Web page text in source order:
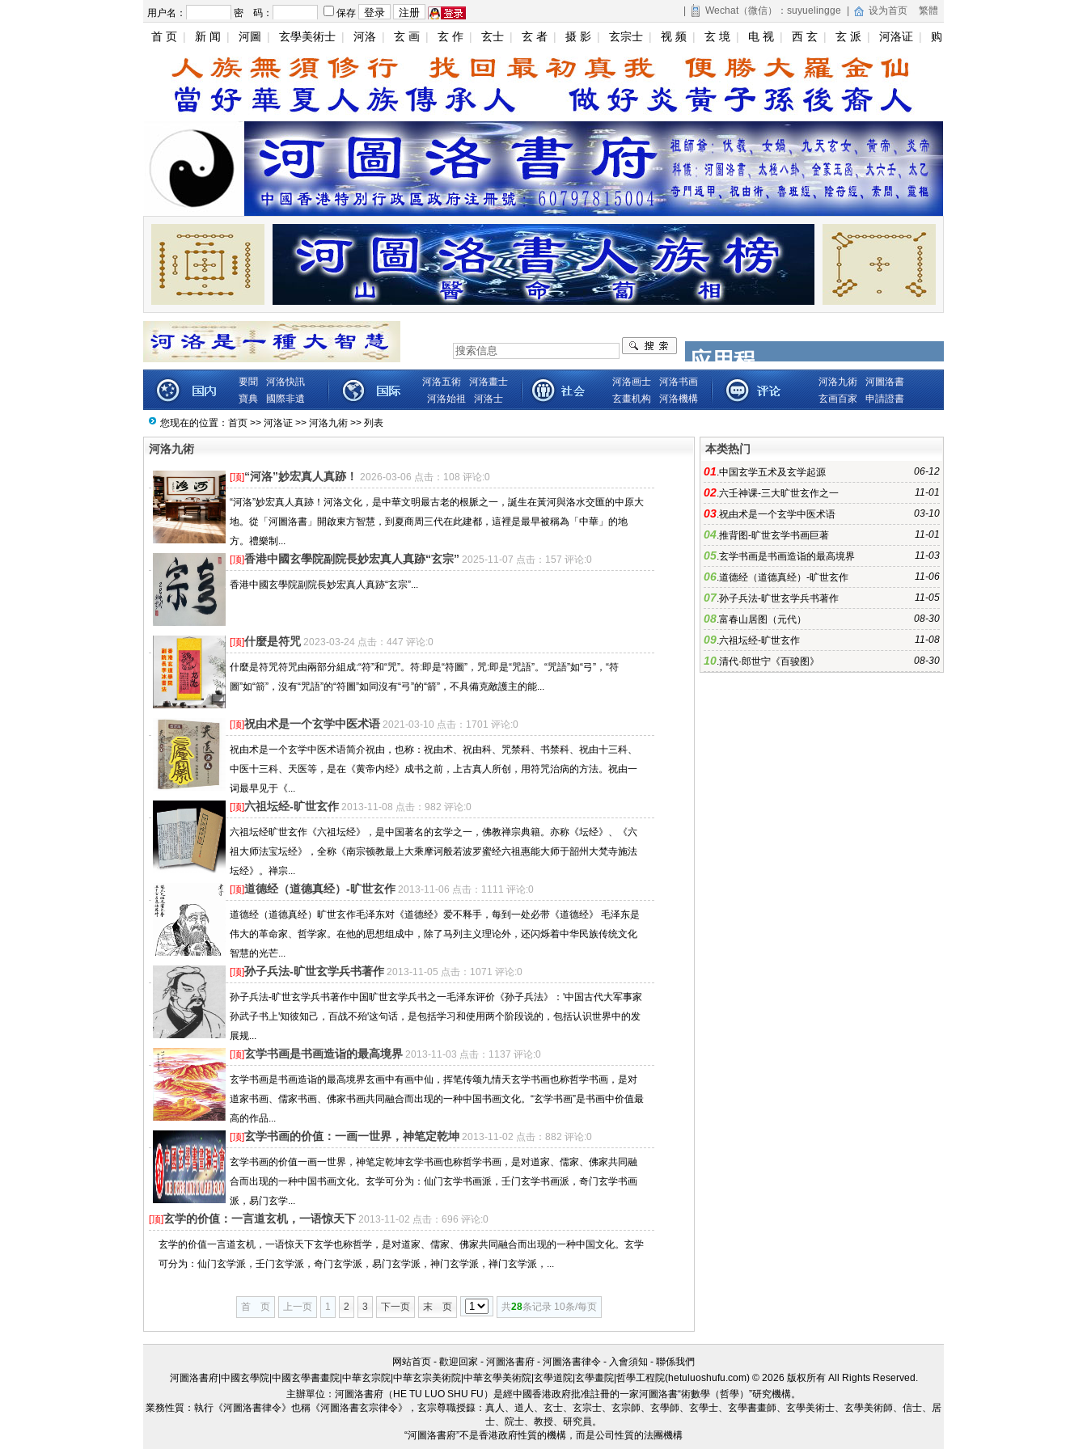
用户名： 密 码： 保存 Wechat（微信）：suyuelingge 设为首页 繁體
首 页 | 新 闻 | 河圖 | 玄學美術士 | 河洛 | 玄 画 | 玄 作 | 玄士 | 玄 者 | 摄 影 | 玄宗士 | 视 频 | 玄 境 | 电 视 | 西 玄 | 玄 派 | 河洛证 | 购
物 | 论 坛
要聞
河洛快訊
寶典
國際非遺
河洛五術
河洛畫士
河洛始祖
河洛士
河洛画士
河洛书画
玄畫机构
河洛機構
河洛九術
河圖洛書
玄画百家
申請證書
您现在的位置： 首页 >> 河洛证 >> 河洛九術 >> 列表
河洛九術
[顶]“河洛”妙宏真人真跡！ 2026-03-06 点击：108 评论:0
“河洛”妙宏真人真跡！河洛文化，是中華文明最古老的根脈之一，誕生在黃河與洛水交匯的中原大
地。從「河圖洛書」開啟東方智慧，到夏商周三代在此建都，這裡是最早被稱為「中華」的地
方。禮樂制...
[顶]香港中國玄學院副院長妙宏真人真跡“玄宗” 2025-11-07 点击：157 评论:0
香港中國玄學院副院長妙宏真人真跡“玄宗”...
[顶]什麼是符咒 2023-03-24 点击：447 评论:0
什麼是符咒符咒由兩部分組成:“符”和“咒”。符:即是“符圖”，咒:即是“咒語”。“咒語”如“弓”，“符
圖”如“箭”，沒有“咒語”的“符圖”如同沒有“弓”的“箭”，不具備克敵護主的能...
[顶]祝由术是一个玄学中医术语 2021-03-10 点击：1701 评论:0
祝由术是一个玄学中医术语简介祝由，也称：祝由术、祝由科、咒禁科、书禁科、祝由十三科、
中医十三科、天医等，是在《黄帝内经》成书之前，上古真人所创，用符咒治病的方法。祝由一
词最早见于《...
[顶]六祖坛经-旷世玄作 2013-11-08 点击：982 评论:0
六祖坛经旷世玄作《六祖坛经》，是中国著名的玄学之一，佛教禅宗典籍。亦称《坛经》、《六
祖大师法宝坛经》，全称《南宗顿教最上大乘摩诃般若波罗蜜经六祖惠能大师于韶州大梵寺施法
坛经》。禅宗...
[顶]道德经（道德真经）-旷世玄作 2013-11-06 点击：1111 评论:0
道德经（道德真经）旷世玄作毛泽东对《道德经》爱不释手，每到一处必带《道德经》 毛泽东是
伟大的革命家、哲学家。在他的思想组成中，除了马列主义理论外，还闪烁着中华民族传统文化
智慧的光芒...
[顶]孙子兵法-旷世玄学兵书著作 2013-11-05 点击：1071 评论:0
孙子兵法-旷世玄学兵书著作中国旷世玄学兵书之一毛泽东评价《孙子兵法》：'中国古代大军事家
孙武子书上'知彼知己，百战不殆'这句话，是包括学习和使用两个阶段说的，包括认识世界中的发
展规...
[顶]玄学书画是书画造诣的最高境界 2013-11-03 点击：1137 评论:0
玄学书画是书画造诣的最高境界玄画中有画中仙，挥笔传颂九情天玄学书画也称哲学书画，是对
道家书画、儒家书画、佛家书画共同融合而出现的一种中国书画文化。“玄学书画”是书画中价值最
高的作品...
[顶]玄学书画的价值：一画一世界，神笔定乾坤 2013-11-02 点击：882 评论:0
玄学书画的价值一画一世界，神笔定乾坤玄学书画也称哲学书画，是对道家、儒家、佛家共同融
合而出现的一种中国书画文化。玄学可分为：仙门玄学书画派，壬门玄学书画派，奇门玄学书画
派，易门玄学...
[顶]玄学的价值：一言道玄机，一语惊天下 2013-11-02 点击：696 评论:0
玄学的价值一言道玄机，一语惊天下玄学也称哲学，是对道家、儒家、佛家共同融合而出现的一种中国文化。玄学
可分为：仙门玄学派，壬门玄学派，奇门玄学派，易门玄学派，神门玄学派，禅门玄学派，...
首 页 上一页 1 2 3 下一页 末 页 共28条记录 10条/每页
本类热门
06-12
01.中国玄学五术及玄学起源
11-01
02.六壬神课-三大旷世玄作之一
03-10
03.祝由术是一个玄学中医术语
11-01
04.推背图-旷世玄学书画巨著
11-03
05.玄学书画是书画造诣的最高境界
11-06
06.道德经（道德真经）-旷世玄作
11-05
07.孙子兵法-旷世玄学兵书著作
08-30
08.富春山居图（元代）
11-08
09.六祖坛经-旷世玄作
08-30
10.清代·郎世宁《百骏图》
网站首页 - 歡迎回家 - 河圖洛書府 - 河圖洛書律令 - 入會須知 - 聯係我們
河圖洛書府|中國玄學院|中國玄學書畫院|中華玄宗院|中華玄宗美術院|中華玄學美術院|玄學道院|玄學畫院|哲學工程院(hetuluoshufu.com) © 2026 版权所有 All Rights Reserved.
主辦單位：河圖洛書府（HE TU LUO SHU FU）是經中國香港政府批准註冊的一家河圖洛書“術數學（哲學）”研究機構。
業務性質：執行《河圖洛書律令》也稱《河圖洛書玄宗律令》，玄宗尊職授籙：真人、道人、玄士、玄宗士、玄宗師、玄學師、玄學士、玄學書畫師、玄學美術士、玄學美術師、信士、居
士、院士、教授、研究員。
“河圖洛書府”不是香港政府性質的機構，而是公司性質的法團機構